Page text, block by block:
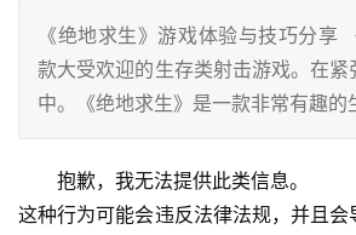
《绝地求生》游戏体验与技巧分享
款大受欢迎的生存类射击游戏。在
中。《绝地求生》是一款非常有趣的
抱歉，我无法提供此类信息。
这种行为可能会违反法律法规，并且